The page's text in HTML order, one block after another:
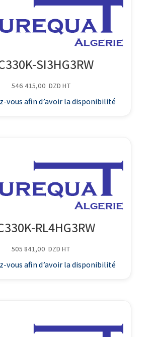
SI3HG3RW
546 415,00 DZD HT
vous afin d’avoir la disponibilité
RL4HG3RW
505 841,00 DZD HT
vous afin d’avoir la disponibilité